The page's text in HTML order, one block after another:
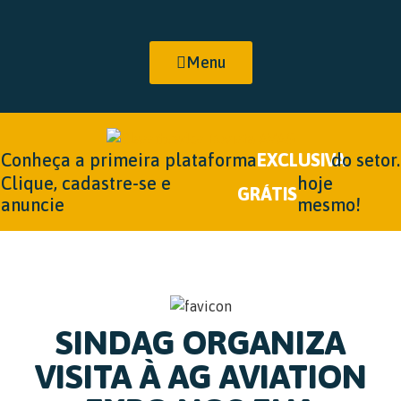
Menu
Conheça a primeira plataformaEXCLUSIVAdo setor.
Clique, cadastre-se e
anuncie
GRÁTIS
hoje
mesmo!
SINDAG ORGANIZA
VISITA À AG AVIATION